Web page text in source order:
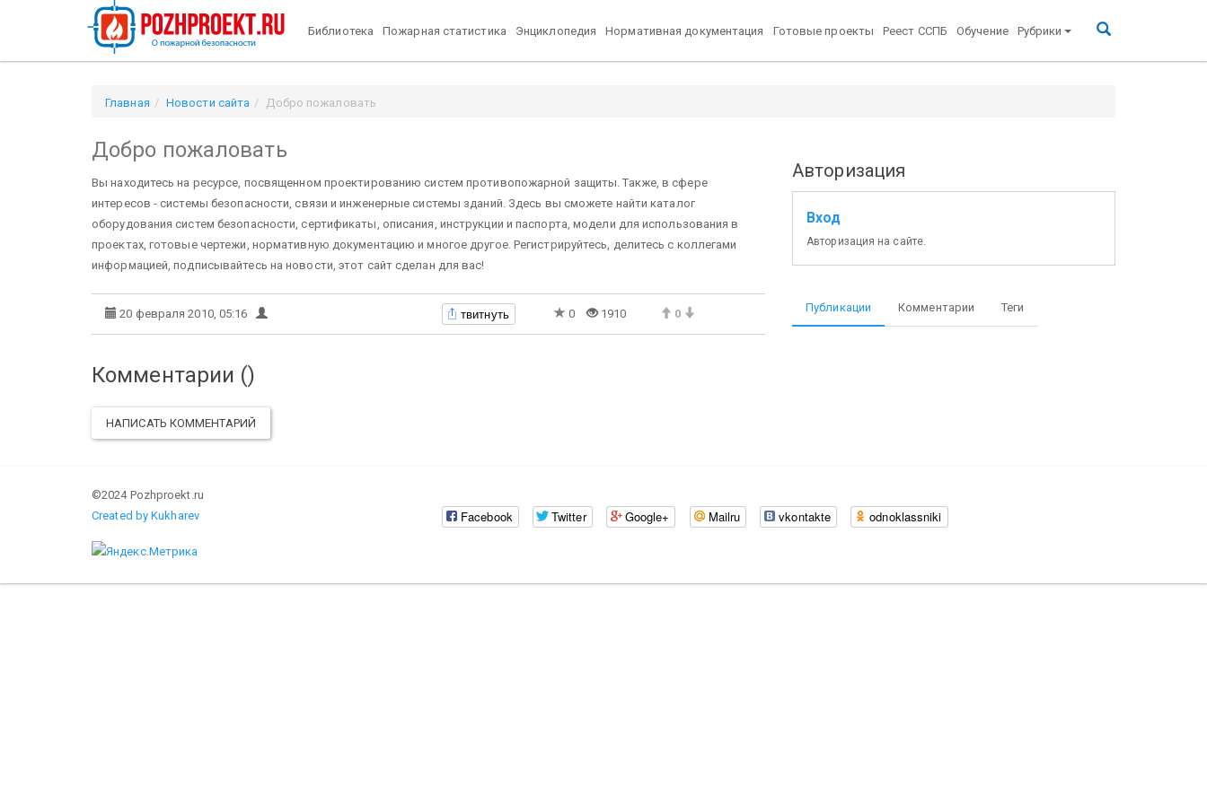
Библиотека Пожарная статистика Энциклопедия Нормативная документация Готовые проекты Реест ССПБ Обучение Рубрики
Главная Новости сайта Добро пожаловать
Добро пожаловать
Вы находитесь на ресурсе, посвященном проектированию систем противопожарной защиты. Также, в сфере
интересов - системы безопасности, связи и инженерные системы зданий. Здесь вы сможете найти каталог
оборудования систем безопасности, сертификаты, описания, инструкции и паспорта, модели для использования в
проектах, готовые чертежи, нормативную документацию и многое другое. Регистрируйтесь, делитесь с коллегами
информацией, подписывайтесь на новости, этот сайт сделан для вас!
20 февраля 2010, 05:16 твитнуть 0 1910 0
Комментарии ()
НАПИСАТЬ КОММЕНТАРИЙ
Авторизация
Вход
Авторизация на сайте.
Публикации Комментарии Теги
©2024 Pozhproekt.ru
Created by Kukharev
Facebook Twitter Google+ Mailru vkontakte odnoklassniki